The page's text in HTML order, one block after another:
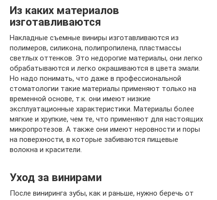
Из каких материалов
изготавливаются
Накладные съемные виниры изготавливаются из
полимеров, силикона, полипропилена, пластмассы
светлых оттенков. Это недорогие материалы, они легко
обрабатываются и легко окрашиваются в цвета эмали.
Но надо понимать, что даже в профессиональной
стоматологии такие материалы применяют только на
временной основе, т.к. они имеют низкие
эксплуатационные характеристики. Материалы более
мягкие и хрупкие, чем те, что применяют для настоящих
микропротезов. А также они имеют неровности и поры
на поверхности, в которые забиваются пищевые
волокна и красители.
Уход за винирами
После виниринга зубы, как и раньше, нужно беречь от